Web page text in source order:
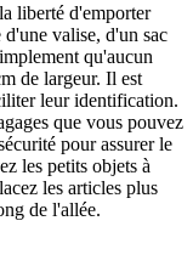
liberté d'emporter
valise, d'un sac
qu'aucun
de largeur. Il est
leur identification.
que vous pouvez
pour assurer le
les petits objets à
les articles plus
de l'allée.